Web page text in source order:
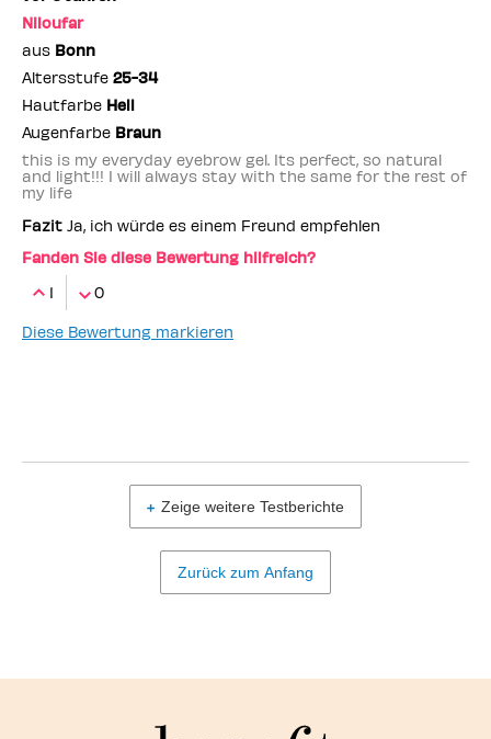
Niloufar
aus Bonn
Altersstufe 25-34
Hautfarbe Hell
Augenfarbe Braun
this is my everyday eyebrow gel. Its perfect, so natural
and light!!! I will always stay with the same for the rest of
my life
Fazit Ja, ich würde es einem Freund empfehlen
Fanden Sie diese Bewertung hilfreich?
1
0
Diese Bewertung markieren
Zeige weitere Testberichte
Zurück zum Anfang